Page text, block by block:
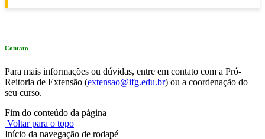
Contato
Para mais informações ou dúvidas, entre em contato com a Pró-
Reitoria de Extensão (extensao@ifg.edu.br) ou a coordenação do
seu curso.
Fim do conteúdo da página
Voltar para o topo
Início da navegação de rodapé